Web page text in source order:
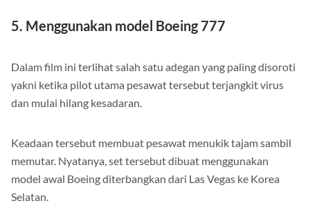
5. Menggunakan model Boeing 777
Dalam film ini terlihat salah satu adegan yang paling disoroti
yakni ketika pilot utama pesawat tersebut terjangkit virus
dan mulai hilang kesadaran.
Keadaan tersebut membuat pesawat menukik tajam sambil
memutar. Nyatanya, set tersebut dibuat menggunakan
model awal Boeing diterbangkan dari Las Vegas ke Korea
Selatan.